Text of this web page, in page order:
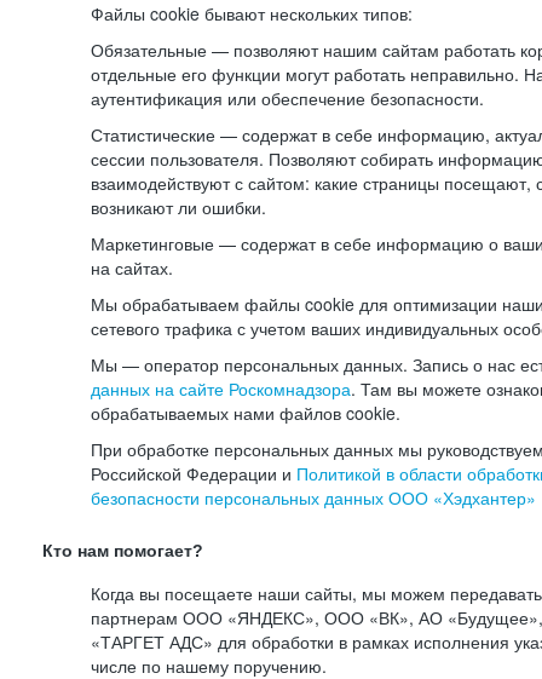
Файлы cookie бывают нескольких типов:
Обязательные — позволяют нашим сайтам работать
отдельные его функции могут работать неправильно.
аутентификация или обеспечение безопасности.
Статистические — содержат в себе информацию,
сессии пользователя. Позволяют собирать
взаимодействуют с сайтом: какие страницы посещают,
возникают ли ошибки.
Маркетинговые — содержат в себе информацию о
на сайтах.
Мы обрабатываем файлы cookie для оптимизации
сетевого трафика с учетом ваших индивидуальных
Мы — оператор персональных данных. Запись о нас
данных на сайте Роскомнадзора. Там вы можете
обрабатываемых нами файлов cookie.
При обработке персональных данных мы
Российской Федерации и Политикой в области
безопасности персональных данных ООО «Хэдхантер»
Кто нам помогает?
Когда вы посещаете наши сайты, мы можем
партнерам ООО «ЯНДЕКС», ООО «ВК», АО
«ТАРГЕТ АДС» для обработки в рамках исполнения
числе по нашему поручению.